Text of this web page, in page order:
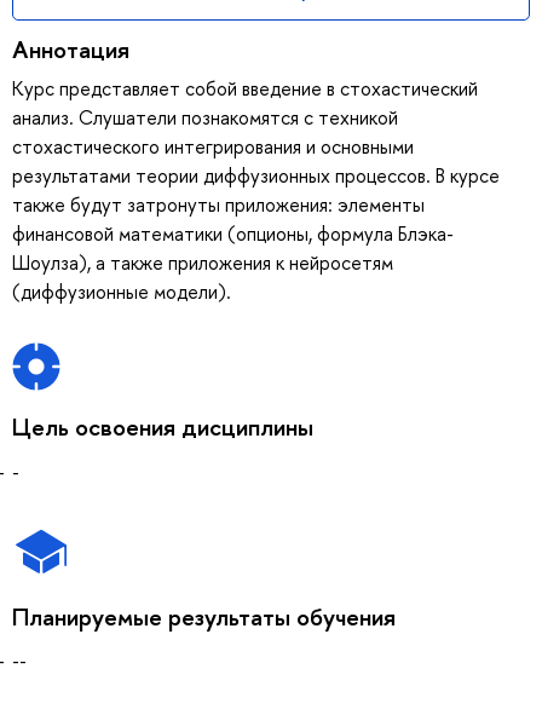
Аннотация
Курс представляет собой введение в стохастический
анализ. Слушатели познакомятся с техникой
стохастического интегрирования и основными
результатами теории диффузионных процессов. В курсе
также будут затронуты приложения: элементы
финансовой математики (опционы, формула Блэка-
Шоулза), а также приложения к нейросетям
(диффузионные модели).
Цель освоения дисциплины
-
Планируемые результаты обучения
--